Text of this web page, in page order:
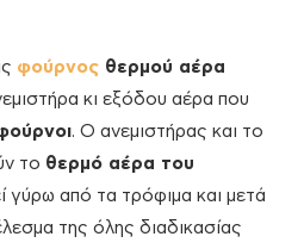
φούρνος θερμού αέρα
κι εξόδου αέρα που
. Ο ανεμιστήρας και το
το θερμό αέρα του
γύρω από τα τρόφιμα και μετά
της όλης διαδικασίας